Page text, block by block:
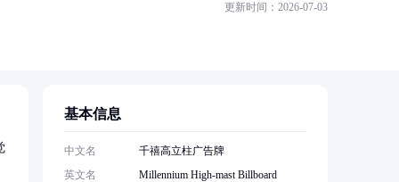
更新时间：2026-07-03
基本信息
中文名
千禧高立柱广告牌
英文名
Millennium High-mast Billboard